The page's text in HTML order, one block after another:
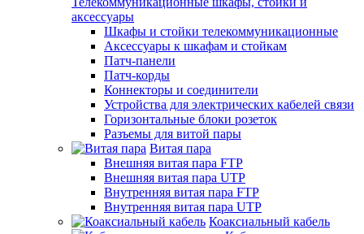
аксессуары
Шкафы и стойки телекоммуникационные
Аксессуары к шкафам и стойкам
Патч-панели
Патч-корды
Коннекторы и соединители
Устройства для электрических кабелей связи
Горизонтальные блоки розеток
Разъемы для витой пары
Витая пара
Внешняя витая пара FTP
Внешняя витая пара UTP
Внутренняя витая пара FTP
Внутренняя витая пара UTP
Коаксиальный кабель